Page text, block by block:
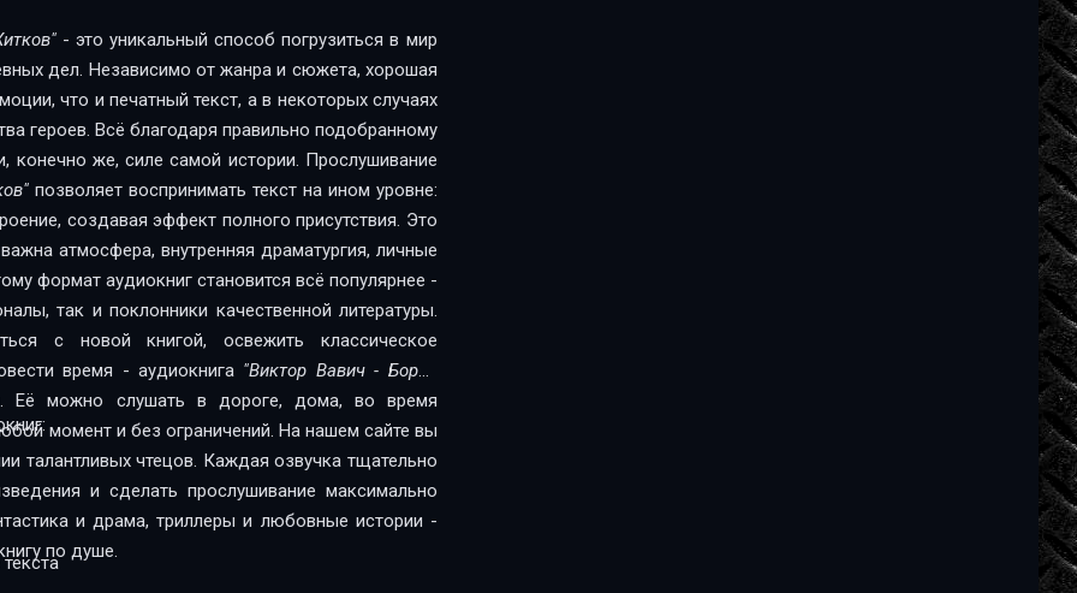
- это уникальный способ погрузиться в мир
дел. Независимо от жанра и сюжета, хорошая
что и печатный текст, а в некоторых случаях
героев. Всё благодаря правильно подобранному
конечно же, силе самой истории. Прослушивание
позволяет воспринимать текст на ином уровне:
создавая эффект полного присутствия. Это
атмосфера, внутренняя драматургия, личные
формат аудиокниг становится всё популярнее -
так и поклонники качественной литературы.
с новой книгой, освежить классическое
время - аудиокнига "Виктор Вавич - Борис
Её можно слушать в дороге, дома, во время
момент и без ограничений. На нашем сайте вы
талантливых чтецов. Каждая озвучка тщательно
и сделать прослушивание максимально
и драма, триллеры и любовные истории -
по душе.